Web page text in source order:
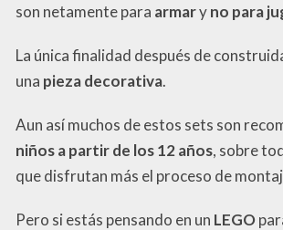
son netamente para armaryno para
La única finalidad después de
una pieza decorativa.
Aun así muchos de estos sets son
niños a partir de los 12 años, sobre
que disfrutan más el proceso de
Pero si estás pensando en un LEGO